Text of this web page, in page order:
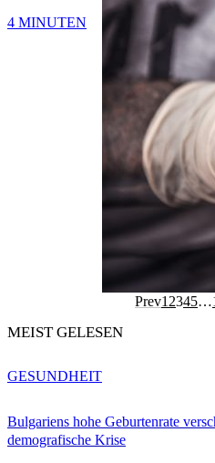
4 MINUTEN
Prev1 2345…
MEIST GELESEN
Bulgariens hohe Geburtenrate
demografische Krise
GESUNDHEIT